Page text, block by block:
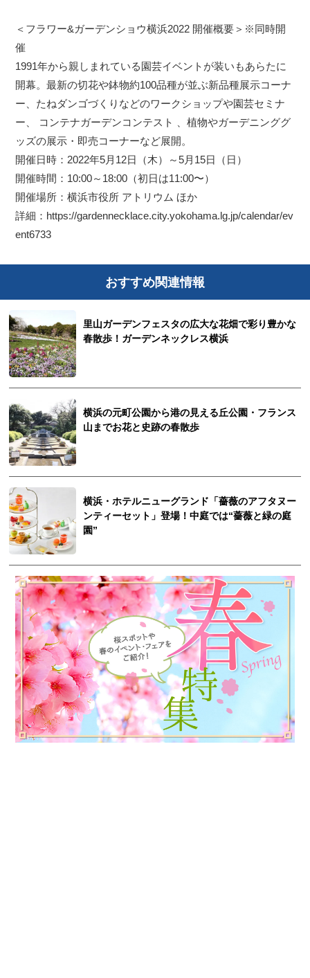
＜フラワー&ガーデンショウ横浜2022 開催概要＞※同時開
催
1991年から親しまれている園芸イベントが装いもあらたに
開幕。最新の切花や鉢物約100品種が並ぶ新品種展示コーナ
ー、たねダンゴづくりなどのワークショップや園芸セミナ
ー、 コンテナガーデンコンテスト 、植物やガーデニンググ
ッズの展示・即売コーナーなど展開。
開催日時：2022年5月12日（木）～5月15日（日）
開催時間：10:00～18:00（初日は11:00〜）
開催場所：横浜市役所 アトリウム ほか
詳細：https://gardennecklace.city.yokohama.lg.jp/calendar/ev
ent6733
おすすめ関連情報
里山ガーデンフェスタの広大な花畑で彩り豊かな
春散歩！ガーデンネックレス横浜
横浜の元町公園から港の見える丘公園・フランス
山までお花と史跡の春散歩
横浜・ホテルニューグランド「薔薇のアフタヌー
ンティーセット」登場！中庭では“薔薇と緑の庭
園”